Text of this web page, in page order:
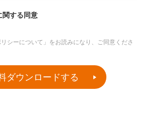
関する同意
シーについて」をお読みになり、ご同意くださ